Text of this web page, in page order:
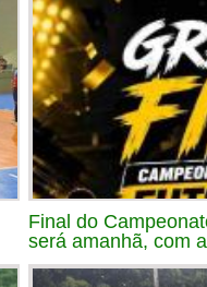
Final do
será amanhã, com